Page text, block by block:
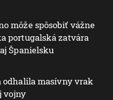
môže spôsobiť vážne
portugalská zatvára
Španielsku
odhalila masívny vrak
vojny